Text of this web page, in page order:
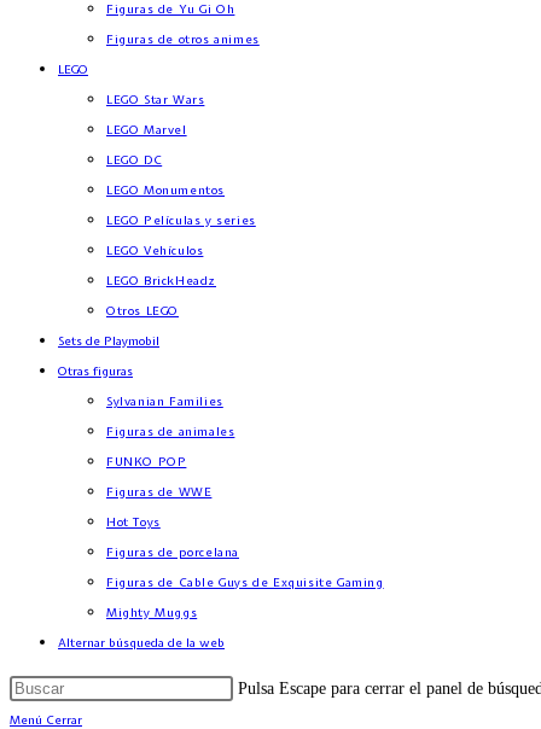
Figuras de Yu Gi Oh
Figuras de otros animes
LEGO
LEGO Star Wars
LEGO Marvel
LEGO DC
LEGO Monumentos
LEGO Películas y series
LEGO Vehículos
LEGO BrickHeadz
Otros LEGO
Sets de Playmobil
Otras figuras
Sylvanian Families
Figuras de animales
FUNKO POP
Figuras de WWE
Hot Toys
Figuras de porcelana
Figuras de Cable Guys de Exquisite Gaming
Mighty Muggs
Alternar búsqueda de la web
Pulsa Escape para cerrar el panel de
Menú Cerrar